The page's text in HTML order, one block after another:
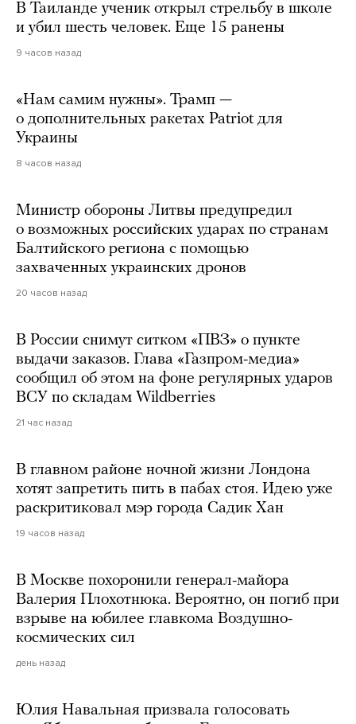
В Таиланде ученик открыл стрельбу в школе
и убил шесть человек. Еще 15 ранены
9 часов назад
«Нам самим нужны». Трамп —
о дополнительных ракетах Patriot для
Украины
8 часов назад
Министр обороны Литвы предупредил
о возможных российских ударах по странам
Балтийского региона с помощью
захваченных украинских дронов
20 часов назад
В России снимут ситком «ПВЗ» о пункте
выдачи заказов. Глава «Газпром-медиа»
сообщил об этом на фоне регулярных ударов
ВСУ по складам Wildberries
21 час назад
В главном районе ночной жизни Лондона
хотят запретить пить в пабах стоя. Идею уже
раскритиковал мэр города Садик Хан
19 часов назад
В Москве похоронили генерал-майора
Валерия Плохотнюка. Вероятно, он погиб при
взрыве на юбилее главкома Воздушно-
космических сил
день назад
Юлия Навальная призвала голосовать